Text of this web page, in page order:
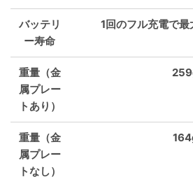
バッテリ
ー寿命
1回のフル充電で
重量（金
属プレー
トあり）
重量（金
属プレー
トなし）